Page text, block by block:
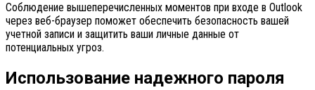
Соблюдение вышеперечисленных моментов при входе в Outlook
через веб-браузер поможет обеспечить безопасность вашей
учетной записи и защитить ваши личные данные от
потенциальных угроз.
Использование надежного пароля